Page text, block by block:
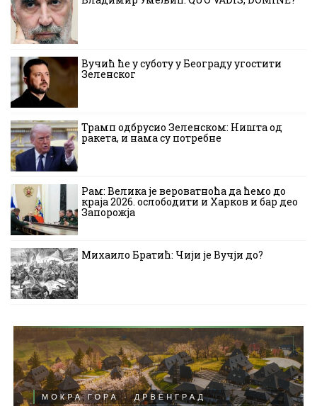
Вучић ће у суботу у Београду угостити
Зеленског
Трамп одбрусио Зеленском: Ништа од
ракета, и нама су потребне
Рам: Велика је вероватноћа да ћемо до
краја 2026. ослободити и Харков и бар део
Запорожја
Михаило Братић: Чији је Вучји до?